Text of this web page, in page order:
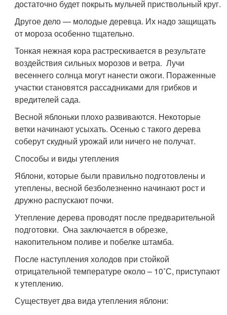
достаточно будет покрыть мульчей приствольный круг.
Другое дело — молодые деревца. Их надо защищать
от мороза особенно тщательно.
Тонкая нежная кора растрескивается в результате
воздействия сильных морозов и ветра. Лучи
весеннего солнца могут нанести ожоги. Пораженные
участки становятся рассадниками для грибков и
вредителей сада.
Весной яблоньки плохо развиваются. Некоторые
ветки начинают усыхать. Осенью с такого дерева
соберут скудный урожай или ничего не получат.
Способы и виды утепления
Яблони, которые были правильно подготовлены и
утеплены, весной безболезненно начинают рост и
дружно распускают почки.
Утепление дерева проводят после предварительной
подготовки. Она заключается в обрезке,
накопительном поливе и побелке штамба.
После наступления холодов при стойкой
отрицательной температуре около – 10˚С, приступают
к утеплению.
Существует два вида утепления яблони: